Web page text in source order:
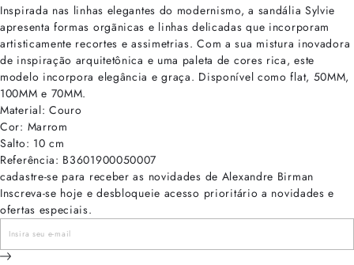
Inspirada nas linhas elegantes do modernismo, a sandália Sylvie
apresenta formas orgãnicas e linhas delicadas que incorporam
artisticamente recortes e assimetrias. Com a sua mistura inovadora
de inspiração arquitetônica e uma paleta de cores rica, este
modelo incorpora elegância e graça. Disponível como flat, 50MM,
100MM e 70MM.
Material: Couro
Cor: Marrom
Salto: 10 cm
Referência: B3601900050007
cadastre-se para receber as novidades de Alexandre Birman
Inscreva-se hoje e desbloqueie acesso prioritário a novidades e
ofertas especiais.